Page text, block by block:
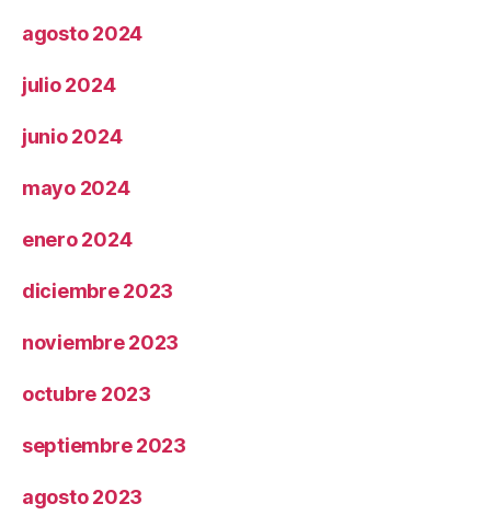
agosto 2024
julio 2024
junio 2024
mayo 2024
enero 2024
diciembre 2023
noviembre 2023
octubre 2023
septiembre 2023
agosto 2023